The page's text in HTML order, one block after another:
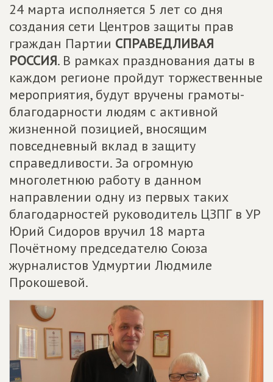
24 марта исполняется 5 лет со дня
создания сети Центров защиты прав
граждан Партии СПРАВЕДЛИВАЯ
РОССИЯ. В рамках празднования даты в
каждом регионе пройдут торжественные
мероприятия, будут вручены грамоты-
благодарности людям с активной
жизненной позицией, вносящим
повседневный вклад в защиту
справедливости. За огромную
многолетнюю работу в данном
направлении одну из первых таких
благодарностей руководитель ЦЗПГ в УР
Юрий Сидоров вручил 18 марта
Почётному председателю Союза
журналистов Удмуртии Людмиле
Прокошевой.